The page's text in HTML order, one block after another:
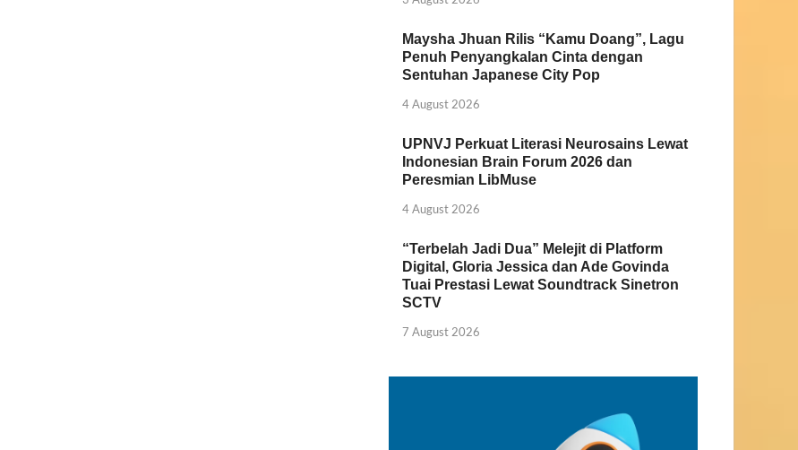
Maysha Jhuan Rilis “Kamu Doang”, Lagu
Penuh Penyangkalan Cinta dengan
Sentuhan Japanese City Pop
4 August 2026
UPNVJ Perkuat Literasi Neurosains Lewat
Indonesian Brain Forum 2026 dan
Peresmian LibMuse
4 August 2026
“Terbelah Jadi Dua” Melejit di Platform
Digital, Gloria Jessica dan Ade Govinda
Tuai Prestasi Lewat Soundtrack Sinetron
SCTV
7 August 2026